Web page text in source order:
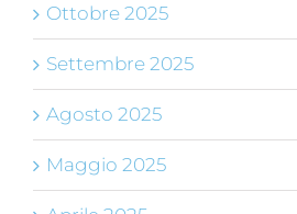
Ottobre 2025
Settembre 2025
Agosto 2025
Maggio 2025